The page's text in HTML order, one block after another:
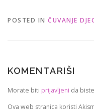
POSTED IN ČUVANJE
KOMENTARIŠI
Morate biti prijavljeni da
Ova web stranica koristi